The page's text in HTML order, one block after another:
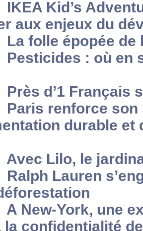
IKEA Kid’s
aux enjeux du
La folle épopée de
Pesticides : où en
Près d’1 Français
Paris renforce
durable et
Avec Lilo, le
Ralph Lauren
A New-York, une
la confidentialité